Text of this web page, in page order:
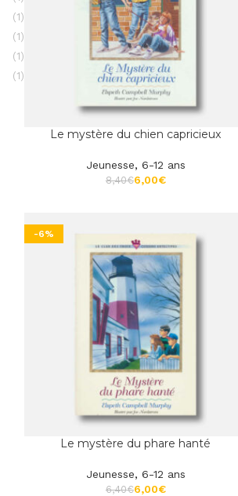
(1)
(1)
(1)
(1)
Le mystère du chien capricieux
Jeunesse, 6-12 ans
8,40€6,00€
-6%
Le mystère du phare hanté
Jeunesse, 6-12 ans
6,40€6,00€